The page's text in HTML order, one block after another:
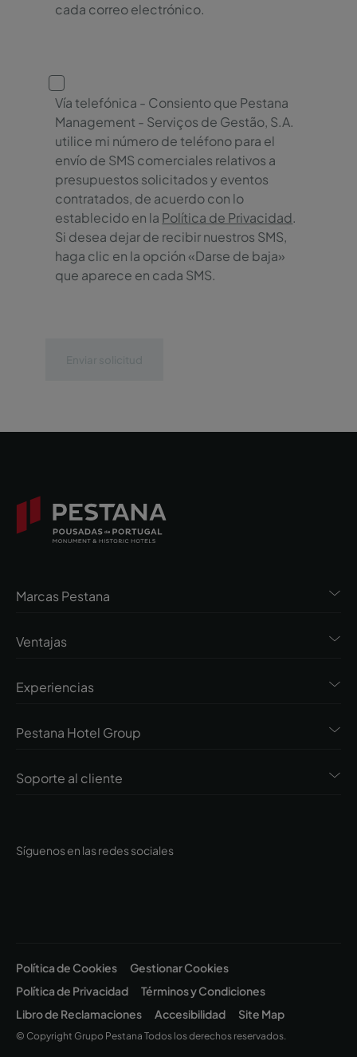
cada correo electrónico.
Vía telefónica - Consiento que Pestana
Management - Serviços de Gestão, S.A.
utilice mi número de teléfono para el
envío de SMS comerciales relativos a
presupuestos solicitados y eventos
contratados, de acuerdo con lo
establecido en la Política de Privacidad.
Si desea dejar de recibir nuestros SMS,
haga clic en la opción «Darse de baja»
que aparece en cada SMS.
Síguenos en las redes sociales
Marcas Pestana
Ventajas
Experiencias
Pestana Hotel Group
Soporte al cliente
Política de Cookies
Gestionar Cookies
Política de Privacidad
Términos y Condiciones
Libro de Reclamaciones
Accesibilidad Site Map
© Copyright Grupo Pestana Todos los derechos reservados.